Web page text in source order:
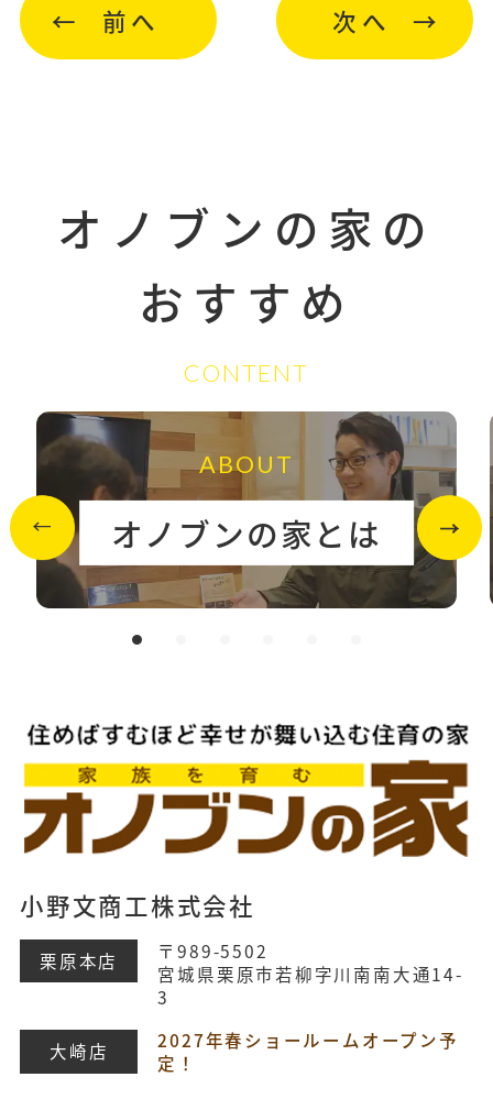
前へ 次へ
オノブンの家の
おすすめ
CONTENT
ABOUT
オノブンの家とは
小野文商工株式会社
栗原本店
〒989-5502
宮城県栗原市若柳字川南南大通14-
3
大崎店
2027年春ショールームオープン予
定！